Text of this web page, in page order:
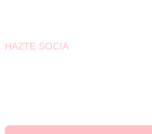
HAZTE SOCIA